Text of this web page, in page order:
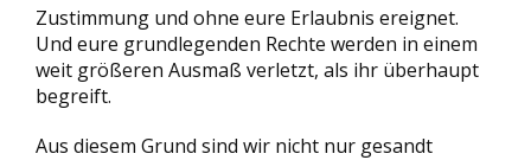
Zustimmung und ohne eure Erlaubnis ereignet.
Und eure grundlegenden Rechte werden in einem
weit größeren Ausmaß verletzt, als ihr überhaupt
begreift.
Aus diesem Grund sind wir nicht nur gesandt